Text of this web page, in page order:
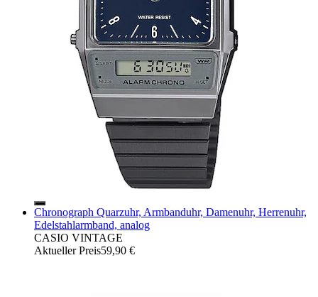
Chronograph Quarzuhr, Armbanduhr, Damenuhr, Herrenuhr,
Edelstahlarmband, analog
CASIO VINTAGE
Aktueller Preis59,90 €